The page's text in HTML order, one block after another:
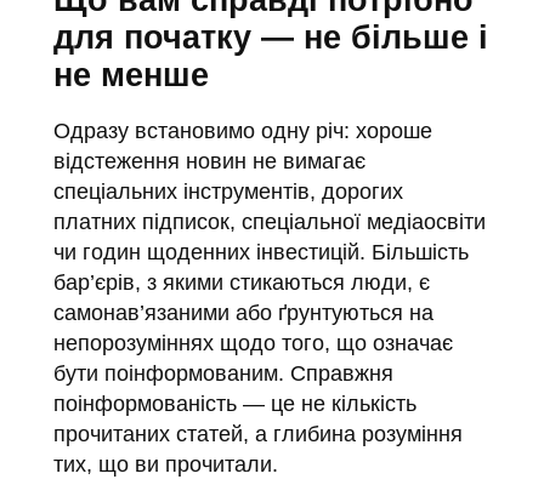
для початку — не більше і
не менше
Одразу встановимо одну річ: хороше
відстеження новин не вимагає
спеціальних інструментів, дорогих
платних підписок, спеціальної медіаосвіти
чи годин щоденних інвестицій. Більшість
бар’єрів, з якими стикаються люди, є
самонав’язаними або ґрунтуються на
непорозуміннях щодо того, що означає
бути поінформованим. Справжня
поінформованість — це не кількість
прочитаних статей, а глибина розуміння
тих, що ви прочитали.